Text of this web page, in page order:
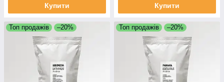
Купити Купити
Топ продажів –20% Топ продажів –20%